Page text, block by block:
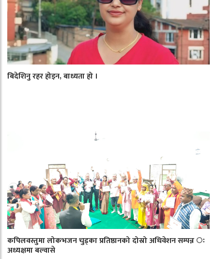
बिदेशिनु रहर होइन, बाध्यता हो ।
कपिलवस्तुमा लोकभजन चुड्का प्रतिष्ठानको दोस्रो अधिवेशन सम्पन्न ः
अध्यक्षमा बल्वासे